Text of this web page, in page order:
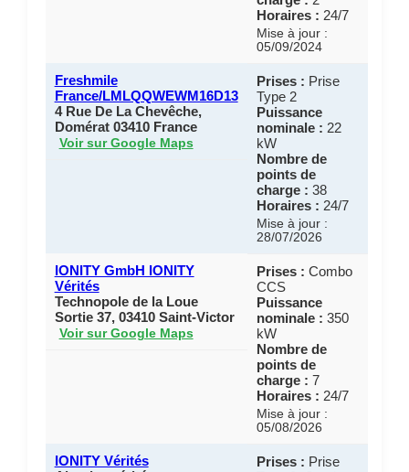
Horaires : 24/7
Mise à jour :
05/09/2024
Freshmile
France/LMLQQWEWM16D13
4 Rue De La Chevêche,
Domérat 03410 France
Voir sur Google Maps
Prises : Prise
Type 2
Puissance
nominale : 22
kW
Nombre de
points de
charge : 38
Horaires : 24/7
Mise à jour :
28/07/2026
IONITY GmbH IONITY
Vérités
Technopole de la Loue
Sortie 37, 03410 Saint-Victor
Voir sur Google Maps
Prises : Combo
CCS
Puissance
nominale : 350
kW
Nombre de
points de
charge : 7
Horaires : 24/7
Mise à jour :
05/08/2026
IONITY Vérités
Prises : Prise